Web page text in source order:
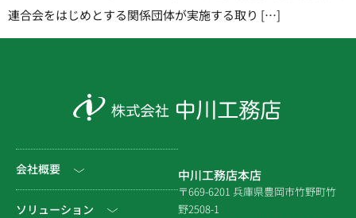
連合会をはじめとする関係団体が実施する取り […]
会社概要
社長挨拶
ソリューション
中川工務店本店
〒669-6201 兵庫県豊岡市竹野町竹
野2508-1